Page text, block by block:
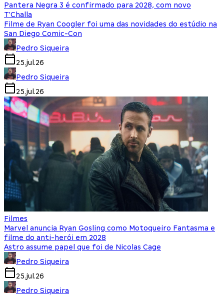
Pantera Negra 3 é confirmado para 2028, com novo
T'Challa
Filme de Ryan Coogler foi uma das novidades do estúdio na
San Diego Comic-Con
Pedro Siqueira
25.jul.26
Pedro Siqueira
25.jul.26
Filmes
Marvel anuncia Ryan Gosling como Motoqueiro Fantasma e
filme do anti-herói em 2028
Astro assume papel que foi de Nicolas Cage
Pedro Siqueira
25.jul.26
Pedro Siqueira